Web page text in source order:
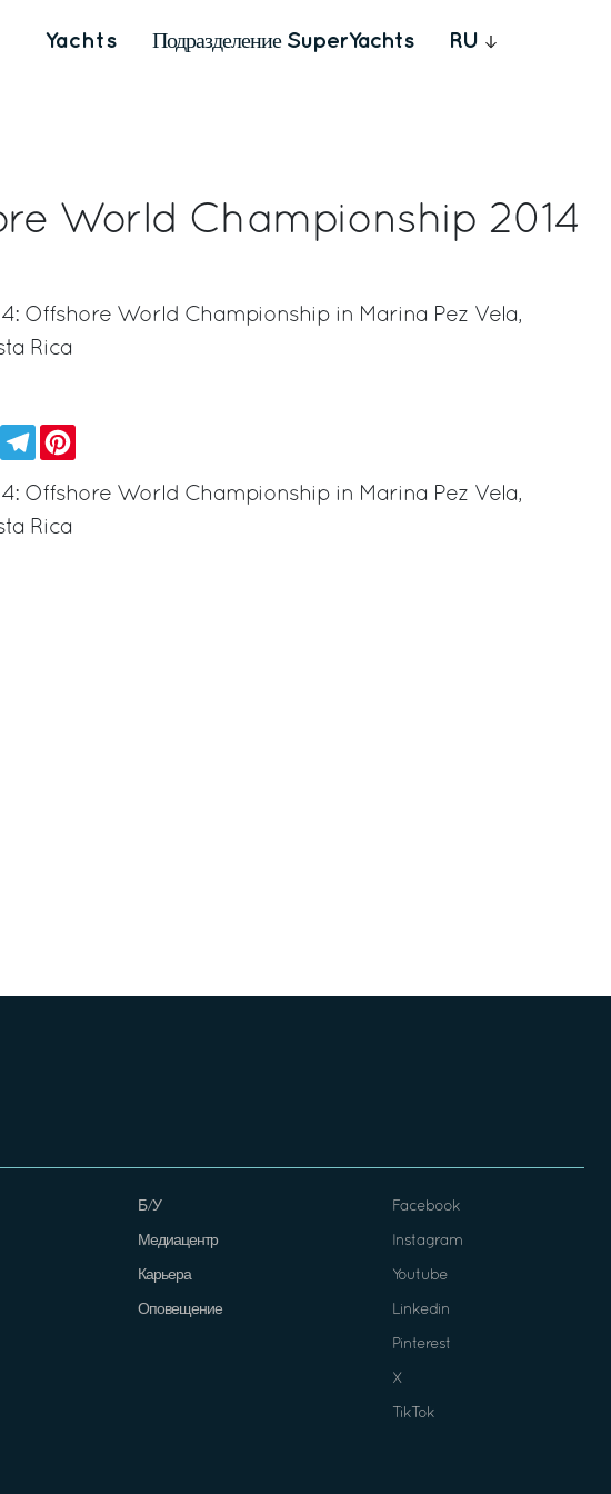
Yachts Подразделение SuperYachts RU
World Championship 2014
Offshore World Championship in Marina Pez Vela,
Rica
LinkedInTelegram
Offshore World Championship in Marina Pez Vela,
Rica
Б/У
Медиацентр
Карьера
Оповещение
Facebook
Instagram
Youtube
Linkedin
Pinterest
X
TikTok